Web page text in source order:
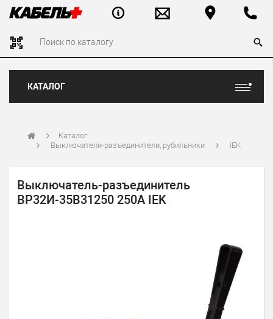
КАТАЛОГ
Каталог
Выключатели-разъединители, рубильники
IEK
Выключатель-разъединитель
ВР32И-35В31250 250А IEK